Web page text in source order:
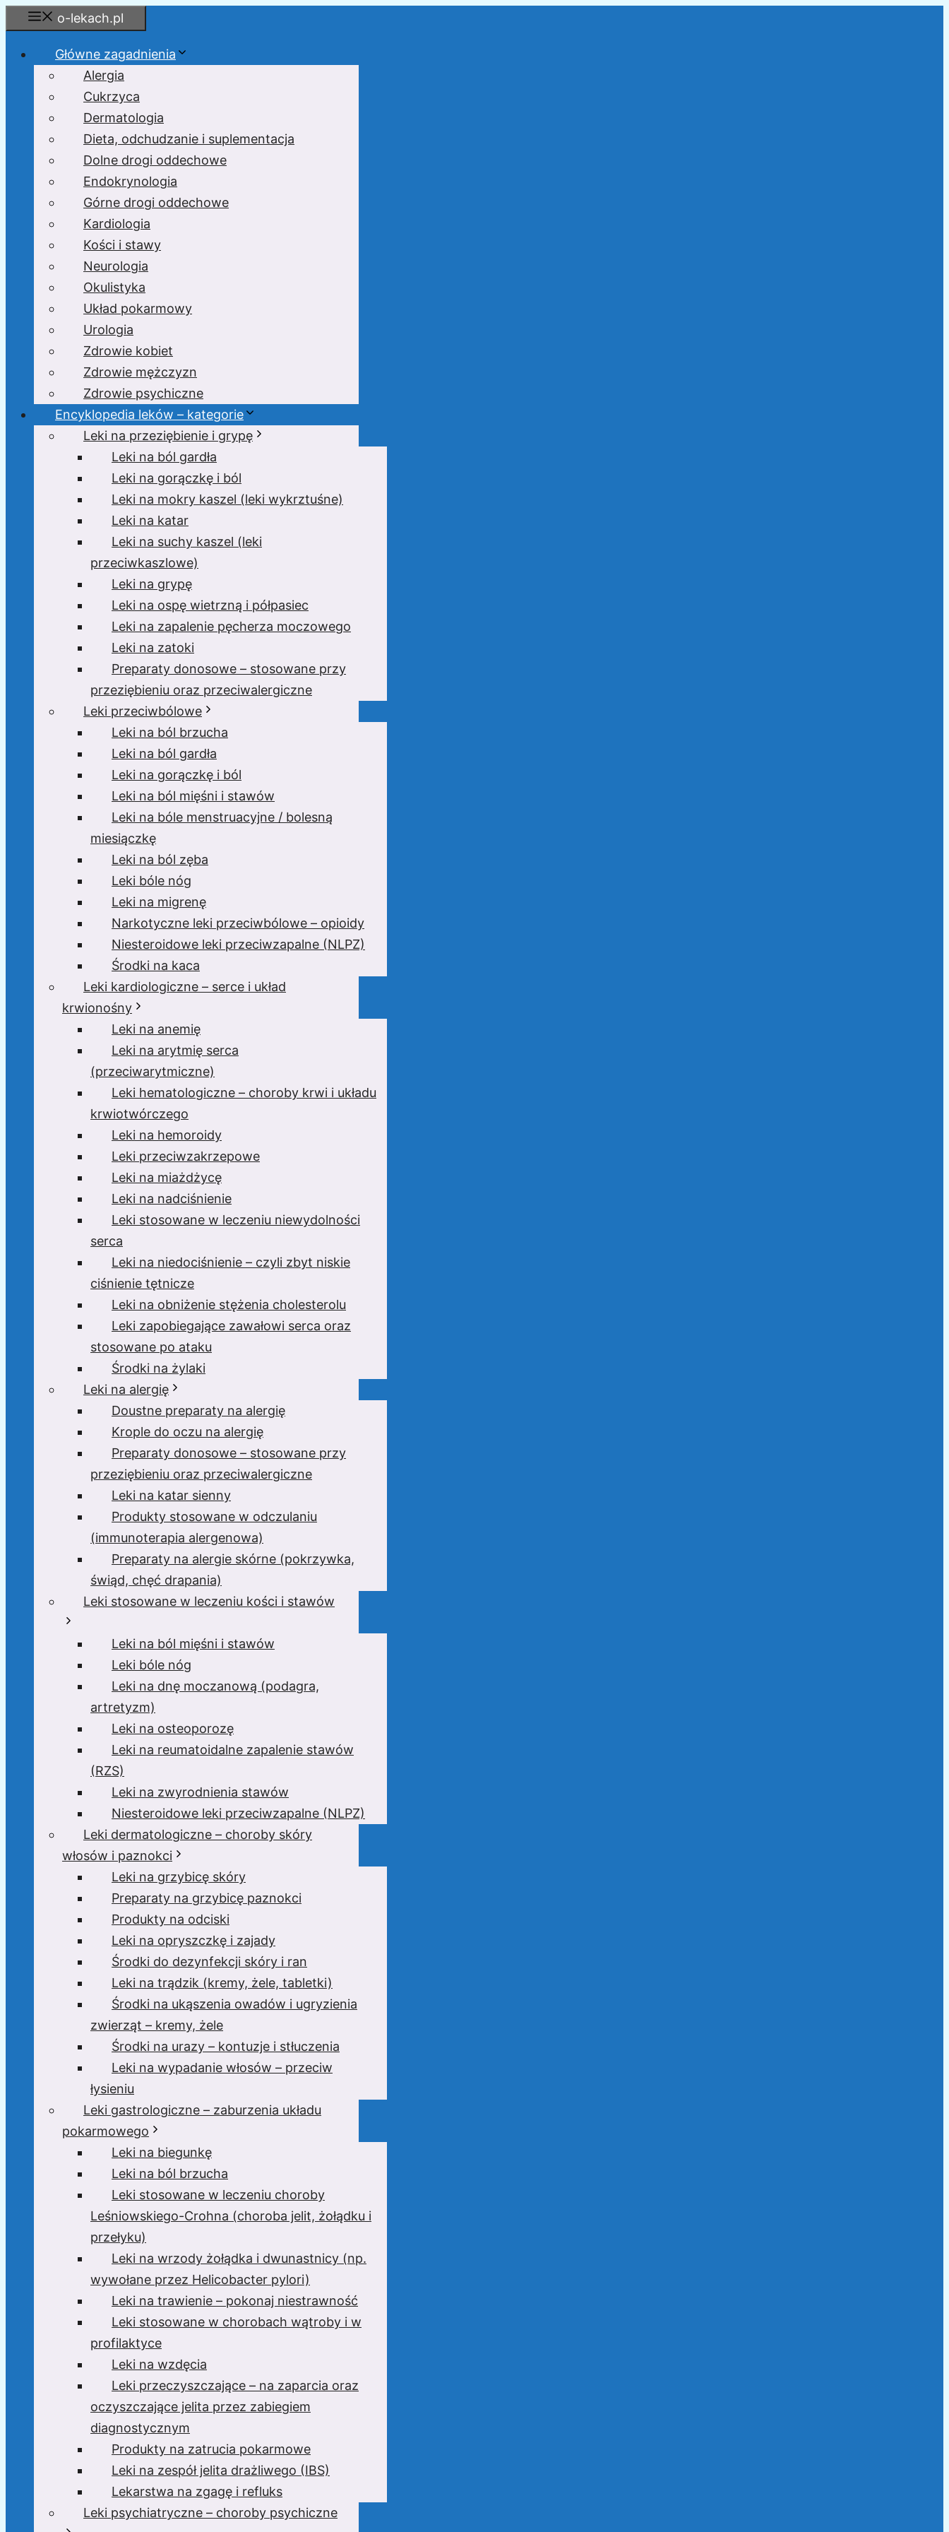
Przejdź
do
o-lekach.pl
Główne zagadnienia
Alergia
Cukrzyca
Dermatologia
Dieta, odchudzanie i suplementacja
Dolne drogi oddechowe
Endokrynologia
Górne drogi oddechowe
Kardiologia
Kości i stawy
Neurologia
Okulistyka
Układ pokarmowy
Urologia
Zdrowie kobiet
Zdrowie mężczyzn
Zdrowie psychiczne
Encyklopedia leków – kategorie
Leki na przeziębienie i grypę
Leki na ból gardła
Leki na gorączkę i ból
Leki na mokry kaszel (leki wykrztuśne)
Leki na katar
Leki na suchy kaszel (leki
przeciwkaszlowe)
Leki na grypę
Leki na ospę wietrzną i półpasiec
Leki na zapalenie pęcherza moczowego
Leki na zatoki
Preparaty donosowe – stosowane przy
przeziębieniu oraz przeciwalergiczne
Leki przeciwbólowe
Leki na ból brzucha
Leki na ból gardła
Leki na gorączkę i ból
Leki na ból mięśni i stawów
Leki na bóle menstruacyjne / bolesną
miesiączkę
Leki na ból zęba
Leki bóle nóg
Leki na migrenę
Narkotyczne leki przeciwbólowe – opioidy
Niesteroidowe leki przeciwzapalne (NLPZ)
Środki na kaca
Leki kardiologiczne – serce i układ
krwionośny
Leki na anemię
Leki na arytmię serca
(przeciwarytmiczne)
Leki hematologiczne – choroby krwi i układu
krwiotwórczego
Leki na hemoroidy
Leki przeciwzakrzepowe
Leki na miażdżycę
Leki na nadciśnienie
Leki stosowane w leczeniu niewydolności
serca
Leki na niedociśnienie – czyli zbyt niskie
ciśnienie tętnicze
Leki na obniżenie stężenia cholesterolu
Leki zapobiegające zawałowi serca oraz
stosowane po ataku
Środki na żylaki
Leki na alergię
Doustne preparaty na alergię
Krople do oczu na alergię
Preparaty donosowe – stosowane przy
przeziębieniu oraz przeciwalergiczne
Leki na katar sienny
Produkty stosowane w odczulaniu
(immunoterapia alergenowa)
Preparaty na alergie skórne (pokrzywka,
świąd, chęć drapania)
Leki stosowane w leczeniu kości i stawów
Leki na ból mięśni i stawów
Leki bóle nóg
Leki na dnę moczanową (podagra,
artretyzm)
Leki na osteoporozę
Leki na reumatoidalne zapalenie stawów
(RZS)
Leki na zwyrodnienia stawów
Niesteroidowe leki przeciwzapalne (NLPZ)
Leki dermatologiczne – choroby skóry
włosów i paznokci
Leki na grzybicę skóry
Preparaty na grzybicę paznokci
Produkty na odciski
Leki na opryszczkę i zajady
Środki do dezynfekcji skóry i ran
Leki na trądzik (kremy, żele, tabletki)
Środki na ukąszenia owadów i ugryzienia
zwierząt – kremy, żele
Środki na urazy – kontuzje i stłuczenia
Leki na wypadanie włosów – przeciw
łysieniu
Leki gastrologiczne – zaburzenia układu
pokarmowego
Leki na biegunkę
Leki na ból brzucha
Leki stosowane w leczeniu choroby
Leśniowskiego-Crohna (choroba jelit, żołądku i
przełyku)
Leki na wrzody żołądka i dwunastnicy (np.
wywołane przez Helicobacter pylori)
Leki na trawienie – pokonaj niestrawność
Leki stosowane w chorobach wątroby i w
profilaktyce
Leki na wzdęcia
Leki przeczyszczające – na zaparcia oraz
oczyszczające jelita przez zabiegiem
diagnostycznym
Produkty na zatrucia pokarmowe
Leki na zespół jelita drażliwego (IBS)
Lekarstwa na zgagę i refluks
Leki psychiatryczne – choroby psychiczne